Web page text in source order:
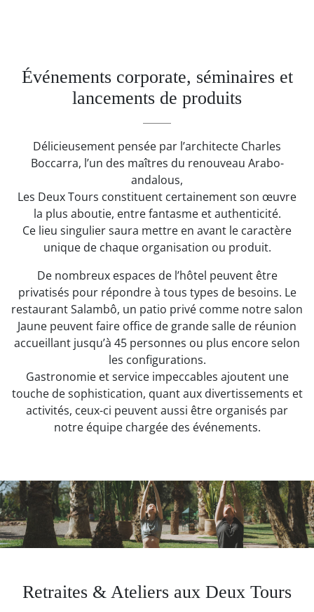
Événements corporate, séminaires et
lancements de produits
Délicieusement pensée par l’architecte Charles
Boccarra, l’un des maîtres du renouveau Arabo-
andalous,
Les Deux Tours constituent certainement son œuvre
la plus aboutie, entre fantasme et authenticité.
Ce lieu singulier saura mettre en avant le caractère
unique de chaque organisation ou produit.
De nombreux espaces de l’hôtel peuvent être
privatisés pour répondre à tous types de besoins. Le
restaurant Salambô, un patio privé comme notre salon
Jaune peuvent faire office de grande salle de réunion
accueillant jusqu’à 45 personnes ou plus encore selon
les configurations.
Gastronomie et service impeccables ajoutent une
touche de sophistication, quant aux divertissements et
activités, ceux-ci peuvent aussi être organisés par
notre équipe chargée des événements.
Retraites & Ateliers aux Deux Tours